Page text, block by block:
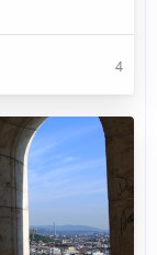
4